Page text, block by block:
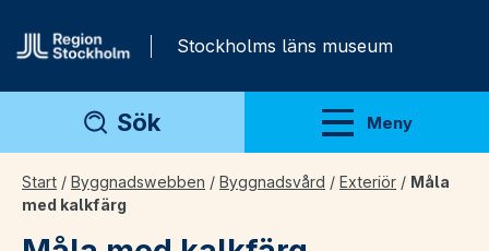
Stockholms läns museum
Sök Meny
Visa meny
Start / Byggnadswebben / Byggnadsvård / Exteriör / Måla
med kalkfärg